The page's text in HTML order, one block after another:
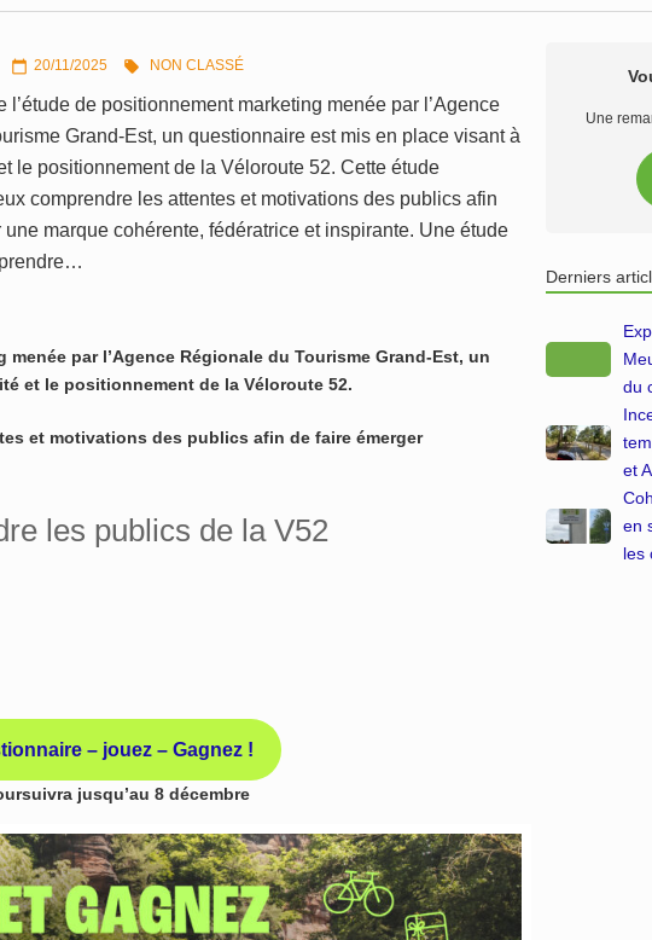
 20/11/2025  NON CLASSÉ
l’étude de positionnement marketing menée par l’Agence
Grand-Est, un questionnaire est mis en place visant à
le positionnement de la Véloroute 52. Cette étude
comprendre les attentes et motivations des publics afin
une marque cohérente, fédératrice et inspirante. Une étude
par l’Agence Régionale du Tourisme Grand-Est, un
et le positionnement de la Véloroute 52.
et motivations des publics afin de faire émerger
les publics de la V52
– jouez – Gagnez !
jusqu’au 8 décembre
Une
Derniers
du
et
en
les